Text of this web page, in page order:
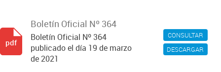
CONSULTAR
DESCARGAR
Boletín Oficial Nº 364
Boletín Oficial Nº 364
publicado el día 19 de marzo
de 2021
pdf